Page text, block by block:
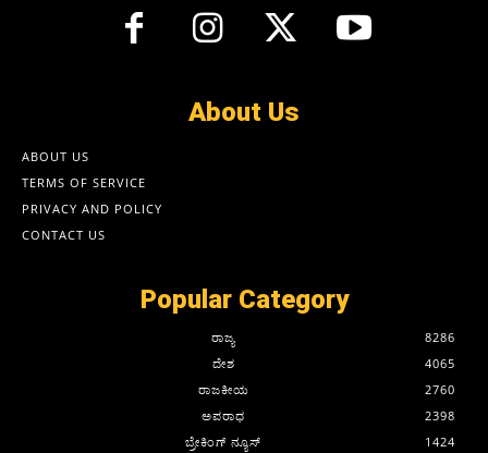
About Us
ABOUT US
TERMS OF SERVICE
PRIVACY AND POLICY
CONTACT US
Popular Category
ರಾಜ್ಯ
8286
ದೇಶ
4065
ರಾಜಕೀಯ
2760
ಅಪರಾಧ
2398
ಬ್ರೇಕಿಂಗ್ ನ್ಯೂಸ್
1424